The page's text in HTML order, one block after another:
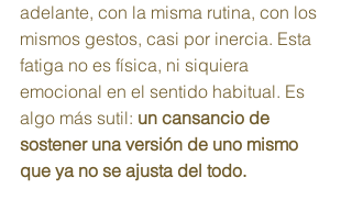
adelante, con la misma rutina, con los
mismos gestos, casi por inercia. Esta
fatiga no es física, ni siquiera
emocional en el sentido habitual. Es
algo más sutil: un cansancio de
sostener una versión de uno mismo
que ya no se ajusta del todo.